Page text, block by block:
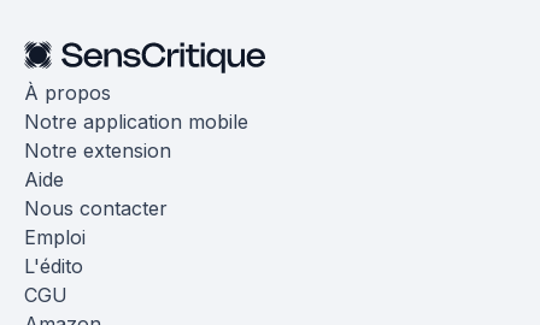
À propos
Notre application mobile
Notre extension
Aide
Nous contacter
Emploi
L'édito
CGU